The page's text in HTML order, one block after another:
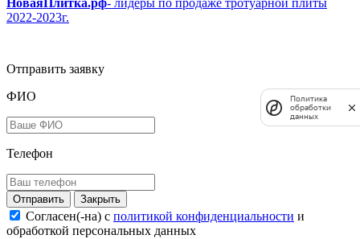
НоваяПлитка.рф- лидеры по продаже тротуарной плиты
2022-2023г.
Отправить заявку
ФИО
Телефон
Закрыть
Согласен(-на) c политикой конфиденциальности и
обработкой персональных данных
Политика
обработки
данных